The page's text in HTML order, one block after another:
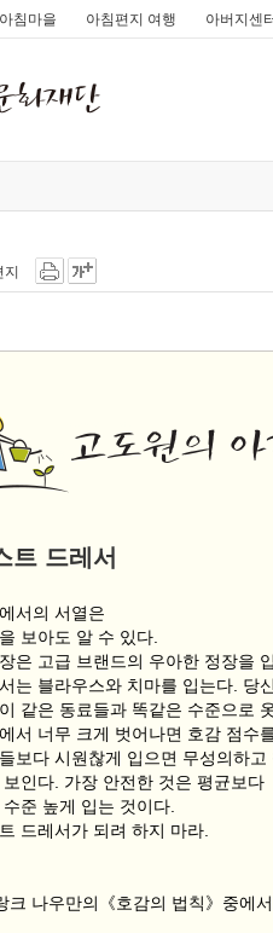
침마을 아침편지 여행 아버지센
트 드레서
서의 서열은
보아도 알 수 있다.
은 고급 브랜드의 우아한 정장을
는 블라우스와 치마를 입는다. 당
같은 동료들과 똑같은 수준으로
서 너무 크게 벗어나면 호감 점수
보다 시원찮게 입으면 무성의하고
보인다. 가장 안전한 것은 평균보다
준 높게 입는 것이다.
드레서가 되려 하지 마라.
크 나우만의《호감의 법칙》중에